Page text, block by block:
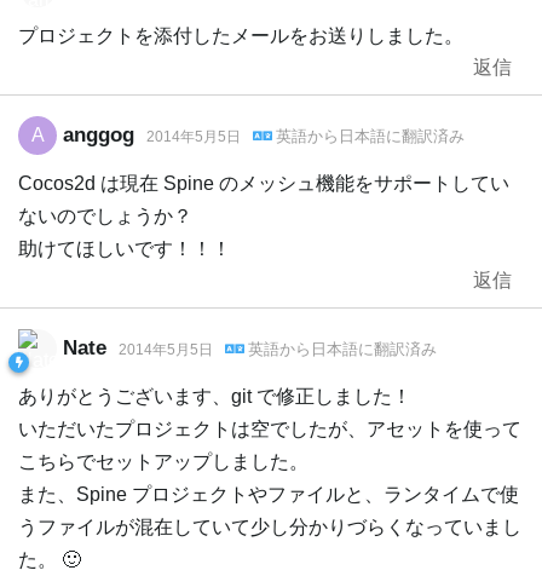
プロジェクトを添付したメールをお送りしました。
返信
A anggog 2014年5月5日 英語から 日本語に翻訳済み
Cocos2d は現在 Spine のメッシュ機能をサポートしてい
ないのでしょうか？
助けてほしいです！！！
返信
Nate 2014年5月5日 英語から 日本語に翻訳済み
ありがとうございます、git で修正しました！
いただいたプロジェクトは空でしたが、アセットを使って
こちらでセットアップしました。
また、Spine プロジェクトやファイルと、ランタイムで使
うファイルが混在していて少し分かりづらくなっていまし
た。 🙂